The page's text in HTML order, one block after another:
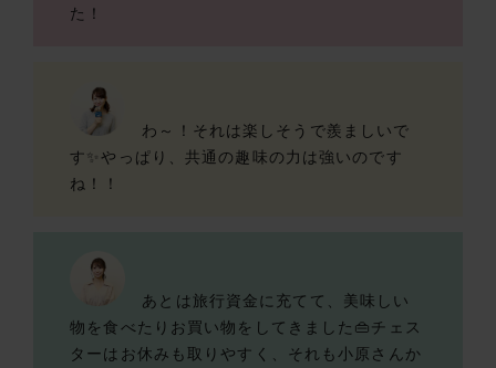
た！
わ～！それは楽しそうで羨ましいで
す✨やっぱり、共通の趣味の力は強いのです
ね！！
あとは旅行資金に充てて、美味しい
物を食べたりお買い物をしてきました👜チェス
ターはお休みも取りやすく、それも小原さんか